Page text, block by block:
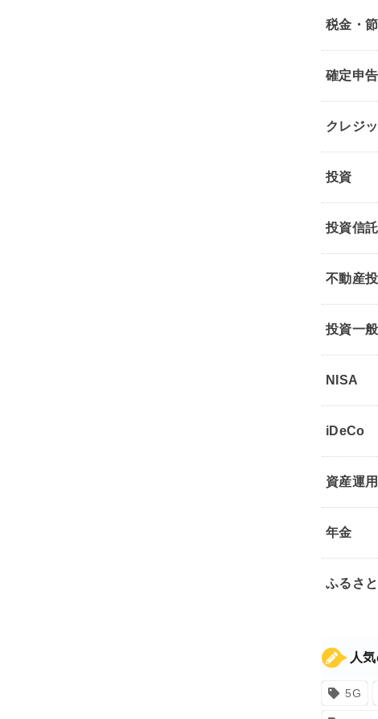
税金・
確定申告
クレジ
投資
投資信託
不動産
投資一般
NISA
iDeCo
資産運用
年金
ふるさ
人
5G